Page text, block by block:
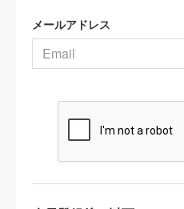
メールアドレス